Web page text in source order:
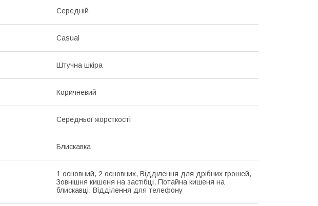
Середній
Casual
Штучна шкіра
Коричневий
Середньої жорсткості
Блискавка
1 основний, 2 основних, Відділення для дрібних грошей,
Зовнішня кишеня на застібці, Потайна кишеня на
блискавці, Відділення для телефону